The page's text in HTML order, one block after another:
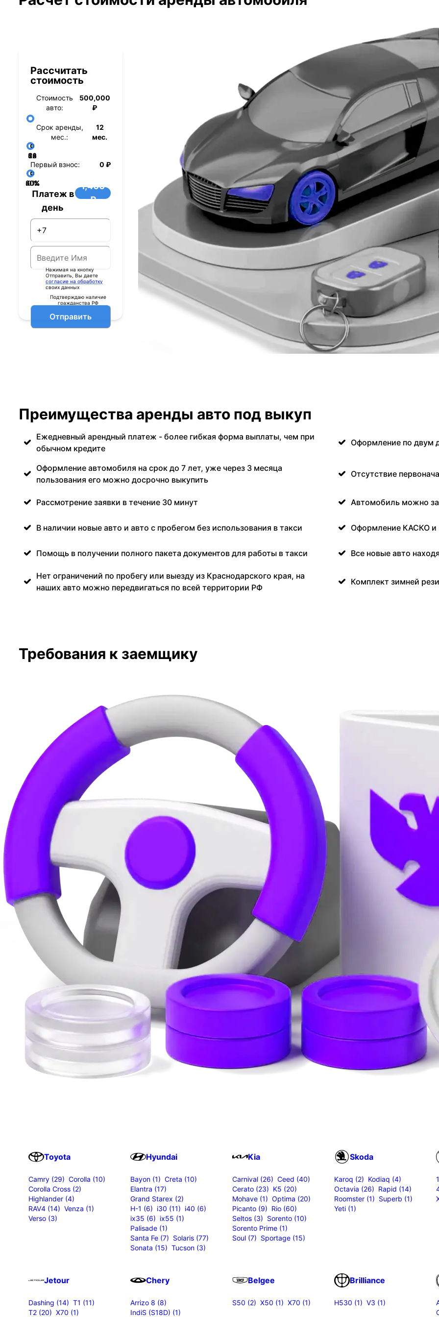
Рассчитать
стоимость
Стоимость
авто:
500,000
₽
Срок аренды,
мес.:
12
мес.
12
24
36
48
60
72
84
Первый взнос:
0 ₽
0%
20%
40%
60%
80%
Платеж в
день
1,400
₽
Нажимая на кнопку
Отправить, Вы даете
согласие на обработку
своих данных
Подтверждаю наличие
гражданства РФ
Отправить
Преимущества аренды авто под выкуп
Ежедневный арендный платеж - более гибкая форма выплаты, чем при
обычном кредите
Оформление по двум
Оформление автомобиля на срок до 7 лет, уже через 3 месяца
пользования его можно досрочно выкупить
Отсутствие
Рассмотрение заявки в течение 30 минут Автомобиль можно
В наличии новые авто и авто с пробегом без использования в такси Оформление КАСКО
Помощь в получении полного пакета документов для работы в такси Все новые авто
Нет ограничений по пробегу или выезду из Краснодарского края, на
наших авто можно передвигаться по всей территории РФ
Комплект зимней
Требования к заемщику
Toyota
Camry (29) Corolla (10)
Corolla Cross (2)
Highlander (4)
RAV4 (14) Venza (1)
Verso (3)
Hyundai
Bayon (1) Creta (10)
Elantra (17)
Grand Starex (2)
H-1 (6) i30 (11) i40 (6)
ix35 (6) ix55 (1)
Palisade (1)
Santa Fe (7) Solaris (77)
Sonata (15) Tucson (3)
Kia
Carnival (26) Ceed (40)
Cerato (23) K5 (20)
Mohave (1) Optima (20)
Picanto (9) Rio (60)
Seltos (3) Sorento (10)
Sorento Prime (1)
Soul (7) Sportage (15)
Skoda
Karoq (2) Kodiaq (4)
Octavia (26) Rapid (14)
Roomster (1) Superb (1)
Yeti (1)
Jetour
Dashing (14) T1 (11)
T2 (20) X70 (1)
Chery
Arrizo 8 (8)
IndiS (S18D) (1)
Belgee
S50 (2) X50 (1) X70 (1)
Brilliance
H530 (1) V3 (1)